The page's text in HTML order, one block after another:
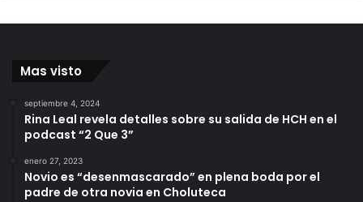
Mas visto
septiembre 4, 2024
Rina Leal revela detalles sobre su salida de HCH en el
podcast “2 Que 3”
enero 27, 2023
Novio es “desenmascarado” en plena boda por el
padre de otra novia en Choluteca